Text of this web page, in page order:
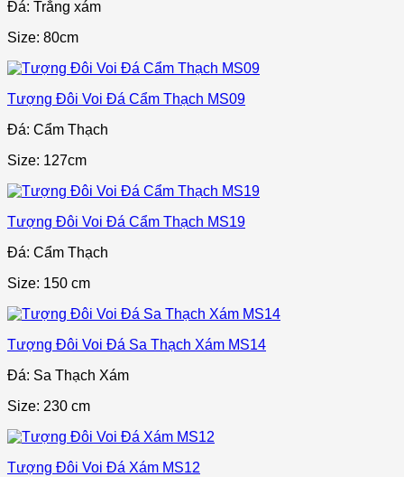
Đá: Trắng xám
Size: 80cm
Tượng Đôi Voi Đá Cẩm Thạch MS09
Đá: Cẩm Thạch
Size: 127cm
Tượng Đôi Voi Đá Cẩm Thạch MS19
Đá: Cẩm Thạch
Size: 150 cm
Tượng Đôi Voi Đá Sa Thạch Xám MS14
Đá: Sa Thạch Xám
Size: 230 cm
Tượng Đôi Voi Đá Xám MS12